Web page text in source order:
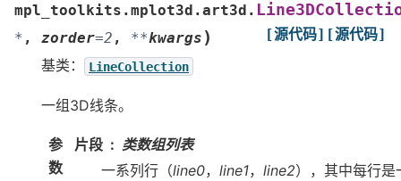
mpl_toolkits.mplot3d.art3d.
* , zorder=2 , **kwargs ) [源代码]
[源代码]
基类： LineCollection
一组3D线条。
参
数
片段
类数组列表
一系列行（line0， line1， line2），其中每行是